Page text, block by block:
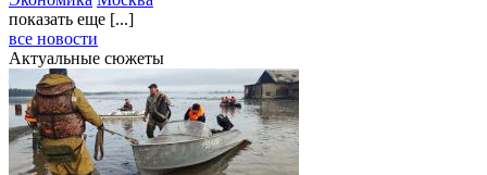
показать еще [...]
все новости
Актуальные сюжеты